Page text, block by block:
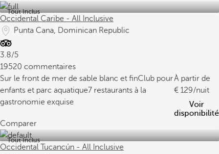
Tout Inclus
Occidental Caribe - All Inclusive
Punta Cana, Dominican Republic
3.8/5
19520 commentaires
Sur le front de mer de sable blanc et finClub pour
enfants et parc aquatique7 restaurants à la
gastronomie exquise
À partir de
129/nuit
Voir
disponibilité
Comparer
Tout Inclus
Occidental Tucancún - All Inclusive